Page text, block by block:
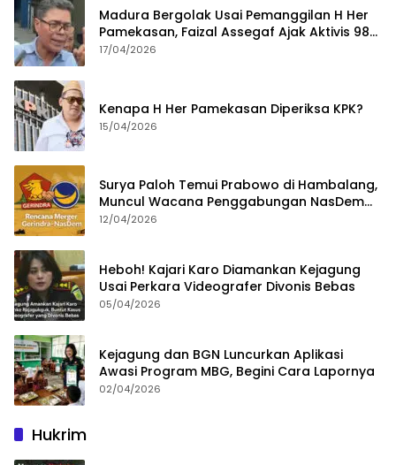
Madura Bergolak Usai Pemanggilan H Her
Pamekasan, Faizal Assegaf Ajak Aktivis 98
Bongkar Permainan KPK
17/04/2026
Kenapa H Her Pamekasan Diperiksa KPK?
15/04/2026
Surya Paloh Temui Prabowo di Hambalang,
Muncul Wacana Penggabungan NasDem
dan Gerindra
12/04/2026
Heboh! Kajari Karo Diamankan Kejagung
Usai Perkara Videografer Divonis Bebas
05/04/2026
Kejagung dan BGN Luncurkan Aplikasi
Awasi Program MBG, Begini Cara Lapornya
02/04/2026
Hukrim